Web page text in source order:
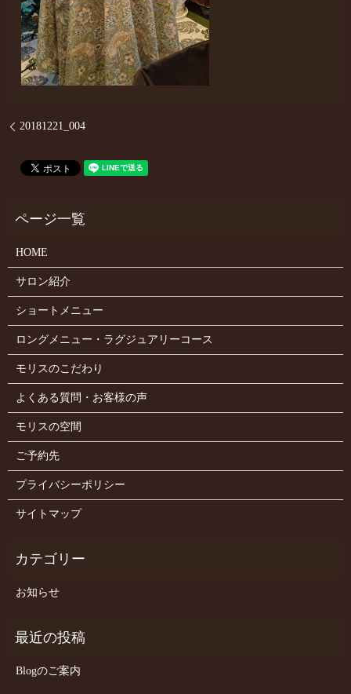
20181221_004
HOME
サロン紹介
ショートメニュー
ロングメニュー・ラグジュアリーコース
モリスのこだわり
よくある質問・お客様の声
モリスの空間
ご予約先
プライバシーポリシー
サイトマップ
お知らせ
Blogのご案内